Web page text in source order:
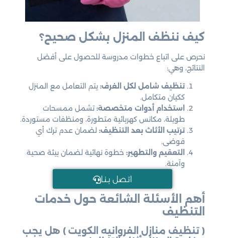
كيف ننظف المنزل بشكل صحيح؟
نحرص على اتباع خطوات مدروسة للحصول على أفضل
النتائج، وهي:
تنظيف شامل لكل الغرف: يتم التعامل مع المنزل
ككيان متكامل.
استخدام أدوات متخصصة:تشمل ممسحات
طويلة، مكانس كهربائية متطورة، ومنظفات مستوردة.
ترتيب الأثاث بعد التنظيف: لضمان عدم ترك أي
فوضى.
التعقيم والتطهير: خطوة نهائية لضمان بيئة صحية
وآمنة.
اتـصل بـنـا
أهم الأسئلة الشائعة حول خدمات
التنظيف
( تنظيف منازل الفروانيه الكويت ) هل يجب